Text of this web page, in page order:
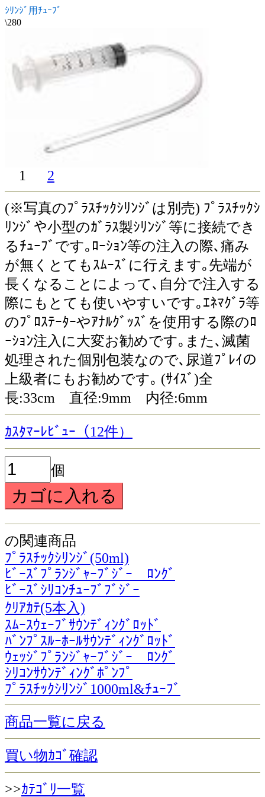
ｼﾘﾝｼﾞ用ﾁｭｰﾌﾞ
\280
1 2
(※写真のﾌﾟﾗｽﾁｯｸｼﾘﾝｼﾞは別売) ﾌﾟﾗｽﾁｯｸｼ
ﾘﾝｼﾞや小型のｶﾞﾗｽ製ｼﾘﾝｼﾞ等に接続でき
るﾁｭｰﾌﾞです｡ﾛｰｼｮﾝ等の注入の際､痛み
が無くとてもｽﾑｰｽﾞに行えます｡先端が
長くなることによって､自分で注入する
際にもとても使いやすいです｡ｴﾈﾏｸﾞﾗ等
のﾌﾟﾛｽﾃｰﾀｰやｱﾅﾙｸﾞｯｽﾞを使用する際のﾛ
ｰｼｮﾝ注入に大変お勧めです｡また､滅菌
処理された個別包装なので､尿道ﾌﾟﾚｲの
上級者にもお勧めです｡ (ｻｲｽﾞ)全
長:33cm 直径:9mm 内径:6mm
ｶｽﾀﾏｰﾚﾋﾞｭｰ（12件）
個
の関連商品
ﾌﾟﾗｽﾁｯｸｼﾘﾝｼﾞ(50ml)
ﾋﾞｰｽﾞﾌﾟﾗﾝｼﾞｬｰﾌﾞｼﾞｰ ﾛﾝｸﾞ
ﾋﾞｰｽﾞｼﾘｺﾝﾁｭｰﾌﾞﾌﾞｼﾞｰ
ｸﾘｱｶﾃ(5本入)
ｽﾑｰｽｳｪｰﾌﾞｻｳﾝﾃﾞｨﾝｸﾞﾛｯﾄﾞ
ﾊﾞﾝﾌﾟｽﾙｰﾎｰﾙｻｳﾝﾃﾞｨﾝｸﾞﾛｯﾄﾞ
ｳｪｯｼﾞﾌﾟﾗﾝｼﾞｬｰﾌﾞｼﾞｰ ﾛﾝｸﾞ
ｼﾘｺﾝｻｳﾝﾃﾞｨﾝｸﾞﾎﾟﾝﾌﾟ
ﾌﾟﾗｽﾁｯｸｼﾘﾝｼﾞ1000ml&ﾁｭｰﾌﾞ
商品一覧に戻る
買い物ｶｺﾞ確認
>>ｶﾃｺﾞﾘ一覧